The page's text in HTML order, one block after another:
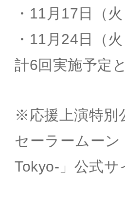
・11月17日（
・11月24日（
計6回実施予定
※応援上演特別
セーラームー
Tokyo-」公式